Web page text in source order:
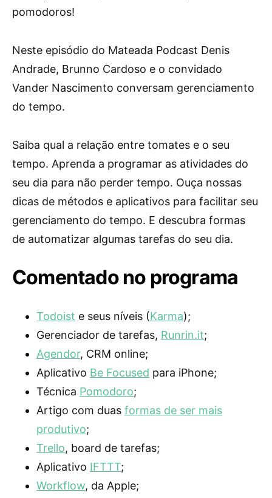
pomodoros!
Neste episódio do Mateada Podcast Denis
Andrade, Brunno Cardoso e o convidado
Vander Nascimento conversam gerenciamento
do tempo.
Saiba qual a relação entre tomates e o seu
tempo. Aprenda a programar as atividades do
seu dia para não perder tempo. Ouça nossas
dicas de métodos e aplicativos para facilitar seu
gerenciamento do tempo. E descubra formas
de automatizar algumas tarefas do seu dia.
Comentado no programa
Todoist e seus níveis (Karma);
Gerenciador de tarefas, Runrin.it;
Agendor, CRM online;
Aplicativo Be Focused para iPhone;
Técnica Pomodoro;
Artigo com duas formas de ser mais
produtivo;
Trello, board de tarefas;
Aplicativo IFTTT;
Workflow, da Apple;